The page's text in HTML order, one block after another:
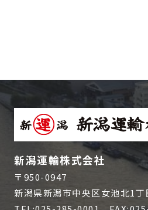
新潟運輸株式会社
〒950-0947
新潟県新潟市中央区女池北1丁